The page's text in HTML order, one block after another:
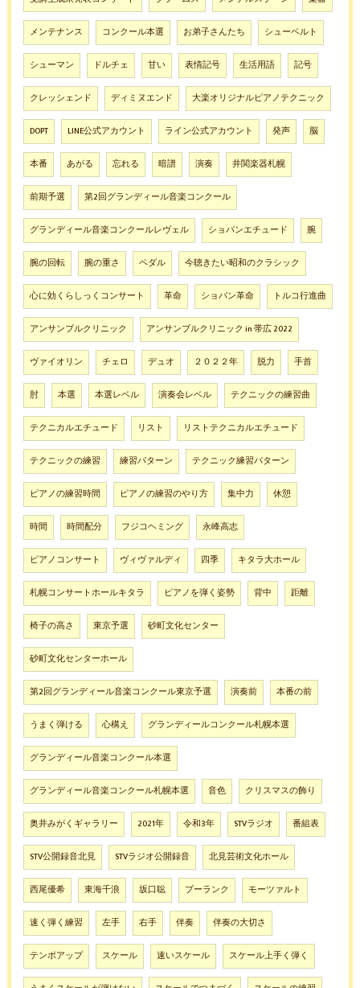
メンテナンス コンクール本選 お弟子さんたち シューベルト
シューマン ドルチェ 甘い 表情記号 生活用語 記号
クレッシェンド ディミヌエンド 大楽オリジナルピアノテクニック
DOPT LINE公式アカウント ライン公式アカウント 発声 脳
本番 あがる 忘れる 暗譜 演奏 井関楽器札幌
前期予選 第2回グランディール音楽コンクール
グランディール音楽コンクールレヴェル ショパンエチュード 腕
腕の回転 腕の重さ ペダル 今聴きたい昭和のクラシック
心に効くらしっくコンサート 革命 ショパン革命 トルコ行進曲
アンサンブルクリニック アンサンブルクリニック in 帯広 2022
ヴァイオリン チェロ デュオ ２０２２年 脱力 手首
肘 本選 本選レベル 演奏会レベル テクニックの練習曲
テクニカルエチュード リスト リストテクニカルエチュード
テクニックの練習 練習パターン テクニック練習パターン
ピアノの練習時間 ピアノの練習のやり方 集中力 休憩
時間 時間配分 フジコヘミング 永峰高志
ピアノコンサート ヴィヴァルディ 四季 キタラ大ホール
札幌コンサートホールキタラ ピアノを弾く姿勢 背中 距離
椅子の高さ 東京予選 砂町文化センター
砂町文化センターホール
第2回グランディール音楽コンクール東京予選 演奏前 本番の前
うまく弾ける 心構え グランディールコンクール札幌本選
グランディール音楽コンクール本選
グランディール音楽コンクール札幌本選 音色 クリスマスの飾り
奥井みがくギャラリー 2021年 令和3年 STVラジオ 番組表
STV公開録音北見 STVラジオ公開録音 北見芸術文化ホール
西尾優希 東海千浪 坂口聡 プーランク モーツァルト
速く弾く練習 左手 右手 伴奏 伴奏の大切さ
テンポアップ スケール 速いスケール スケール上手く弾く